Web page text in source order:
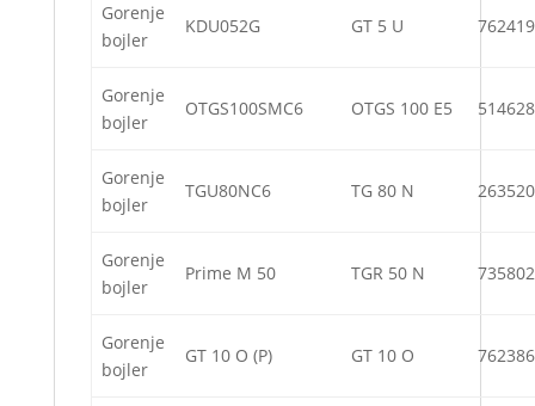
Gorenje
bojler
KDU052G GT 5 U 762419
Gorenje
bojler
OTGS100SMC6 OTGS 100 E5 514628
Gorenje
bojler
TGU80NC6 TG 80 N 263520
Gorenje
bojler
Prime M 50 TGR 50 N 735802
Gorenje
bojler
GT 10 O (P) GT 10 O 762386